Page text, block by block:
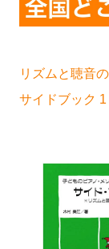
リズムと聴音
サイドブック